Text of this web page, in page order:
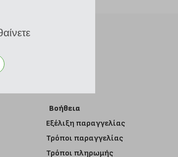
newsletter
Βοήθεια
Εξέλιξη παραγγελίας
Τρόποι παραγγελίας
Τρόποι πληρωμής